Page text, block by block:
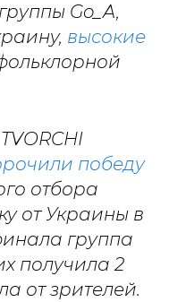
Go_A,
высокие
победу
отбора
от Украины в
группа
получила 2
от зрителей.